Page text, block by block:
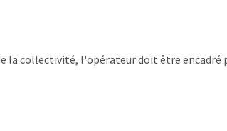
la collectivité, l'opérateur doit être